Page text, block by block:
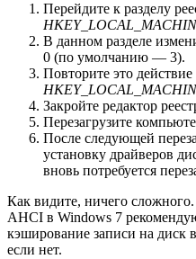
Перейдите к разделу
В данном разделе
0 (по умолчанию — 3).
Повторите это действие
Закройте редактор
Перезагрузите
После следующей
установку драйверов
вновь потребуется
Как видите, ничего
AHCI в Windows 7
кэширование записи на диск
если нет.